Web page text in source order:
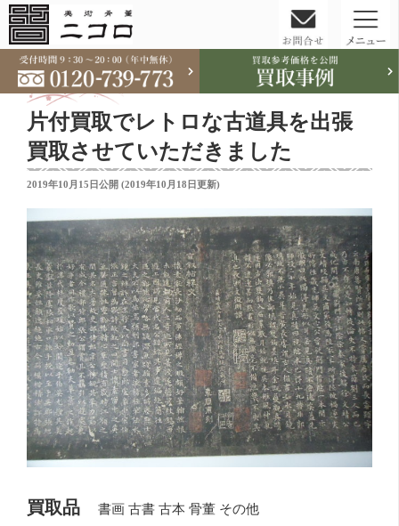
片付買取でレトロな古道具を出張
買取させていただきました
投
2019年10月15日公開 (2019年10月18日更新)
買取品 書画 古書 古本 骨董 その他